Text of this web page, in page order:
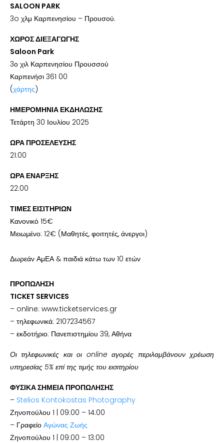
SALOON PARK
3o χλμ Καρπενησίου – Προυσού.
ΧΩΡΟΣ ΔΙΕΞΑΓΩΓΗΣ
Saloon Park
3ο χιλ Καρπενησίου Προυσσού
Καρπενήσι 361 00
(χάρτης)
ΗΜΕΡΟΜΗΝΙΑ ΕΚΔΗΛΩΣΗΣ
Τετάρτη 30 Ιουλίου 2025
ΩΡΑ ΠΡΟΣΕΛΕΥΣΗΣ
21:00
ΩΡΑ ΕΝΑΡΞΗΣ
22:00
ΤΙΜΕΣ ΕΙΣΙΤΗΡΙΩΝ
Κανονικό 15€
Μειωμένο: 12€ (Μαθητές, φοιτητές, άνεργοι)
Δωρεάν ΑμΕΑ & παιδιά κάτω των 10 ετών
ΠΡΟΠΩΛΗΣΗ
TICKET SERVICES
– online: www.ticketservices.gr
– τηλεφωνικά: 2107234567
– εκδοτήριο: Πανεπιστημίου 39, Αθήνα
Οι τηλεφωνικές και οι online αγορές περιλαμβάνουν χρέωση
υπηρεσίας 5% επί της τιμής του εισιτηρίου
ΦΥΣΙΚΑ ΣΗΜΕΙΑ ΠΡΟΠΩΛΗΣΗΣ
– Stelios Kontokostas Photography
Ζηνοπούλου 1 | 09:00 – 14:00
– Γραφείο Αγώνας Ζωής
Ζηνοπούλου 1 | 09:00 – 13:00